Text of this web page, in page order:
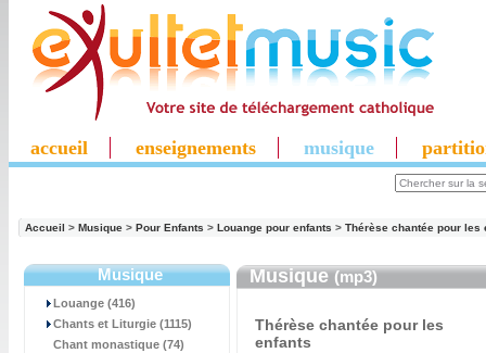
accueil enseignements musique
Accueil > Musique > Pour Enfants > Louange pour enfants > Thérèse chantée pour les
Musique
Louange (416)
Chants et Liturgie (1115)
Chant monastique (74)
Musique(mp3)
Thérèse chantée pour les
enfants